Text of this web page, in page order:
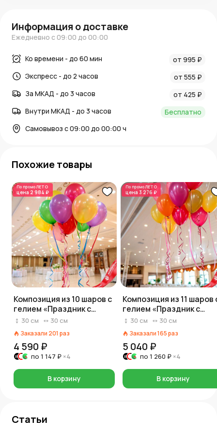
Информация о доставке
Ежедневно с 09:00 до 00:00
Ко времени - до 60 мин
от 995 ₽
Экспресс - до 2 часов
от 555 ₽
За МКАД - до 3 часов
от 425 ₽
Внутри МКАД - до 3 часов
Бесплатно
Самовывоз с 09:00 до 00:00 ч
Похожие товары
По промоЛЕТО
цена 2 984 ₽
Композиция из 10 шаров с
гелием «Праздник с
шарами»
30 см 30 см
Заказали 201 раз
4 590 ₽
по 1 147 ₽ ×4
В корзину
По промоЛЕТО
цена 3 276 ₽
Композиция из 11 шаров
гелием «Праздник с
шарами»
30 см 30 см
Заказали165раз
5 040 ₽
по 1 260 ₽ ×4
В корзину
Статьи